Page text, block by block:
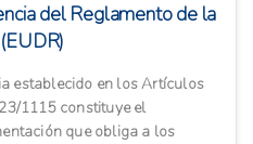
del Reglamento de la
establecido en los Artículos
1115 constituye el
que obliga a los